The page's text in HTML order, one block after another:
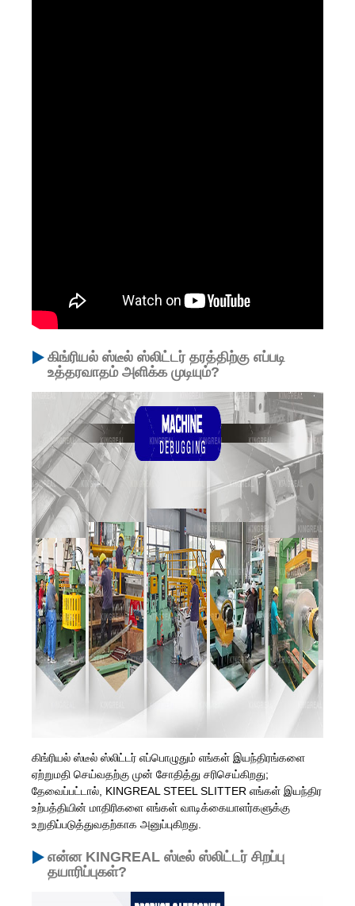
கிங்ரியல் ஸ்டீல் ஸ்லிட்டர் தரத்திற்கு எப்படி
உத்தரவாதம் அளிக்க முடியும்?
கிங்ரியல் ஸ்டீல் ஸ்லிட்டர் எப்பொழுதும் எங்கள் இயந்திரங்களை
ஏற்றுமதி செய்வதற்கு முன் சோதித்து சரிசெய்கிறது;
தேவைப்பட்டால், KINGREAL STEEL SLITTER எங்கள் இயந்திர
உற்பத்தியின் மாதிரிகளை எங்கள் வாடிக்கையாளர்களுக்கு
உறுதிப்படுத்துவதற்காக அனுப்புகிறது.
என்ன KINGREAL ஸ்டீல் ஸ்லிட்டர் சிறப்பு
தயாரிப்புகள்?